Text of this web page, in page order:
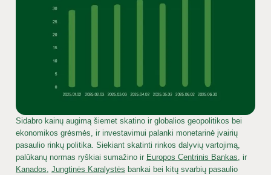
Sidabro kainų augimą šiemet skatino ir globalios geopolitikos bei
ekonomikos grėsmės, ir investavimui palanki monetarinė įvairių
pasaulio rinkų politika. Siekiant skatinti rinkos dalyvių vartojimą,
palūkanų normas ryškiai sumažino ir Europos Centrinis Bankas, ir
Kanados, Jungtinės Karalystės bankai bei kitų svarbių pasaulio